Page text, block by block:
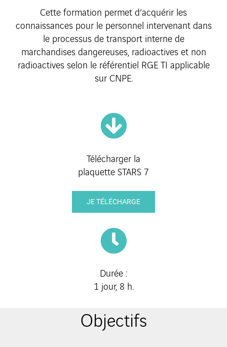
Cette formation permet d’acquérir les
connaissances pour le personnel intervenant dans
le processus de transport interne de
marchandises dangereuses, radioactives et non
radioactives selon le référentiel RGE TI applicable
sur CNPE.
Télécharger la
plaquette STARS 7
JE TÉLÉCHARGE
Durée :
1 jour, 8 h.
Objectifs